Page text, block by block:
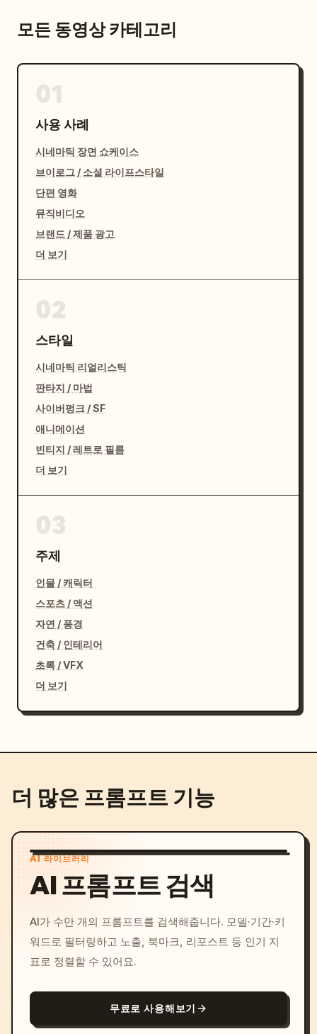
모든 동영상 카테고리
사용 사례
시네마틱 장면 쇼케이스
브이로그 / 소셜 라이프스타일
단편 영화
뮤직비디오
브랜드 / 제품 광고
더 보기
스타일
시네마틱 리얼리스틱
판타지 / 마법
사이버펑크 / SF
애니메이션
빈티지 / 레트로 필름
더 보기
주제
인물 / 캐릭터
스포츠 / 액션
자연 / 풍경
건축 / 인테리어
초록 / VFX
더 보기
더 많은 프롬프트 기능
AI 라이브러리
AI 프롬프트 검색
AI가 수만 개의 프롬프트를 검색해줍니다. 모델·기간·키
워드로 필터링하고 노출, 북마크, 리포스트 등 인기 지
표로 정렬할 수 있어요.
무료로 사용해보기